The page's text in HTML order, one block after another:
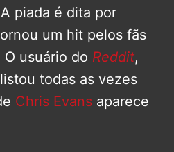
piada é dita por
um hit pelos fãs
usuário do Reddit,
todas as vezes
Chris Evans aparece